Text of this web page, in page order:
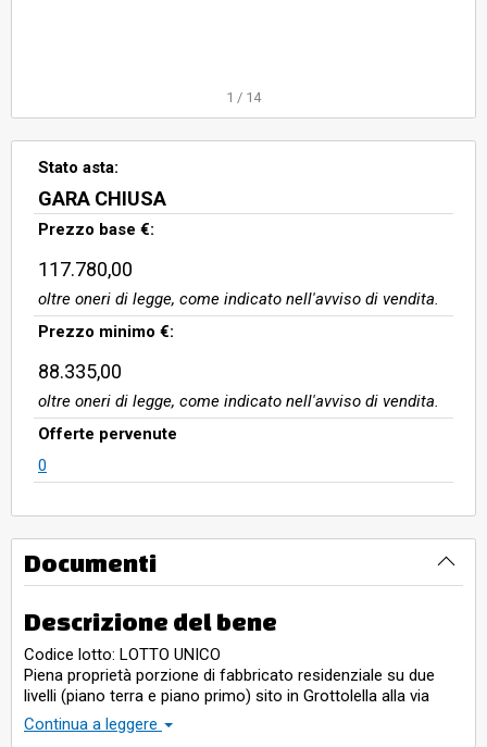
1 / 14
Stato asta:
GARA CHIUSA
Prezzo base €:
117.780,00
oltre oneri di legge, come indicato nell'avviso di vendita.
Prezzo minimo €:
88.335,00
oltre oneri di legge, come indicato nell'avviso di vendita.
Offerte pervenute
0
Documenti
Descrizione del bene
Codice lotto: LOTTO UNICO
Piena proprietà porzione di fabbricato residenziale su due
livelli (piano terra e piano primo) sito in Grottolella alla via
Umberto I nr. 225, composto da due piani fuori terra destinati
a civili abitazioni, circondato da una corte di pertinenza
Continua a leggere